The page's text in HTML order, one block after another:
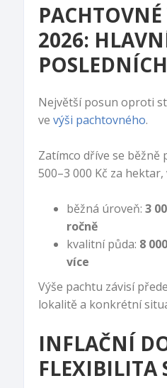
PACHTOVNÉ
2026:
Největší posun oproti
ve výši pachtovného.
Zatímco dříve se běžně
500–3 000 Kč za
běžná úroveň: 3
ročně
kvalitní půda: 8
více
Výše pachtu závisí
lokalitě a konkrétní
INFLAČNÍ
FLEXIBILITA